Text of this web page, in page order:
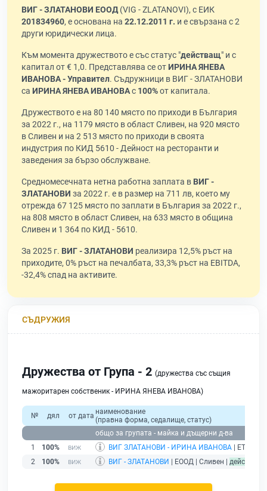
ВИГ - ЗЛАТАНОВИ ЕООД(VIG - ZLATANOVI), с ЕИК
201834960, е основана на 22.12.2011 г. и е свързана с 2
други юридически лица.
Към момента дружеството е със статус "действащ" и с
капитал от € 1,0. Представлява се отИРИНА ЯНЕВА
ИВАНОВА - Управител. Съдружници в ВИГ - ЗЛАТАНОВИ
са ИРИНА ЯНЕВА ИВАНОВАс 100%от капитала.
Дружеството е на 80 140 място по приходи в България
за 2022 г., на 1179 място в област Сливен, на 920 място
в Сливен и на 2 513 място по приходи в своята
индустрия по КИД 5610 - Дейност на ресторанти и
заведения за бързо обслужване.
Средномесечната нетна работна заплата в ВИГ -
ЗЛАТАНОВИ за 2022 г. е в размер на 711 лв, което му
отрежда 67 125 място по заплати в България за 2022 г.,
на 808 място в област Сливен, на 633 място в община
Сливен и 1 364 по КИД - 5610.
За 2025 г. ВИГ - ЗЛАТАНОВИ реализира 12,5% ръст на
приходите, 0% ръст на печалбата, 33,3% ръст на EBITDA,
-32,4% спад на активите.
СЪДРУЖИЯ
Дружества от Група - 2 (дружества със същия
мажоритарен собственик - ИРИНА ЯНЕВА ИВАНОВА)
№ дял от дата наименование
(правна форма, седалище, статус)
общо за групата - майка и дъщерни д-ва
1
100% ВИГ ЗЛАТАНОВИ - ИРИНА ИВАНОВА | ЕТ |
2
100% ВИГ - ЗЛАТАНОВИ | ЕООД | Сливен | действащ